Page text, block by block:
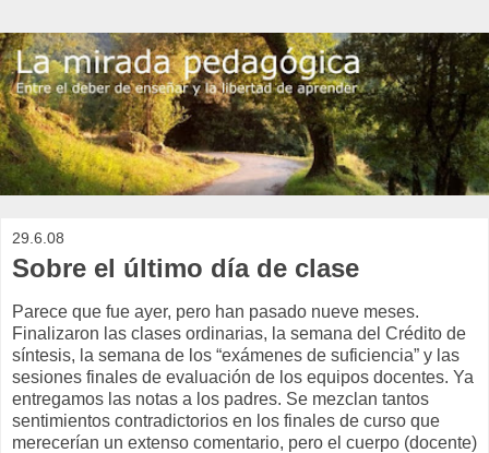
29.6.08
Sobre el último día de clase
Parece que fue ayer, pero han pasado nueve meses.
Finalizaron las clases ordinarias, la semana del Crédito de
síntesis, la semana de los “exámenes de suficiencia” y las
sesiones finales de evaluación de los equipos docentes. Ya
entregamos las notas a los padres. Se mezclan tantos
sentimientos contradictorios en los finales de curso que
merecerían un extenso comentario, pero el cuerpo (docente)